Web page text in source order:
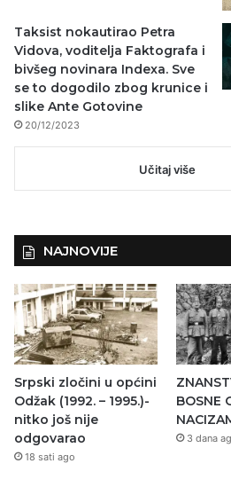
Taksist nokautirao Petra
Vidova, voditelja Faktografa i
bivšeg novinara Indexa. Sve
se to dogodilo zbog krunice i
slike Ante Gotovine
20/12/2023
Učitaj više
NAJNOVIJE
Srpski zločini u općini
Odžak (1992. – 1995.)-
nitko još nije
odgovarao
18 sati ago
BOSNE
3 dana